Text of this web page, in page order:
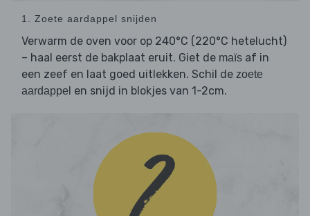
1. Zoete aardappel snijden
Verwarm de oven voor op 240°C (220°C hetelucht)
– haal eerst de bakplaat eruit. Giet de maïs af in
een zeef en laat goed uitlekken. Schil de zoete
aardappel en snijd in blokjes van 1-2cm.